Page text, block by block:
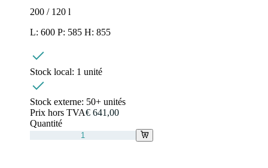
200 / 120 l
L: 600 P: 585 H: 855
Stock local: 1 unité
Stock externe: 50+ unités
Prix hors TVA€ 641,00
Quantité